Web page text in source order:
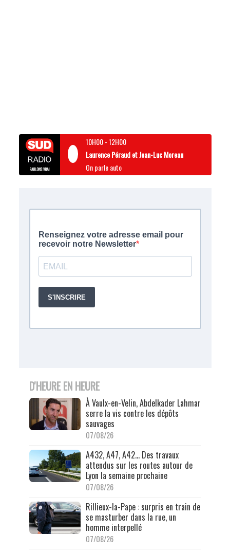
10H00-12H00
Laurence Péraud et Jean-Luc Moreau
On parle auto
D'HEURE EN HEURE
À Vaulx-en-Velin, Abdelkader Lahmar
serre la vis contre les dépôts
sauvages
07/08/26
A432, A47, A42… Des travaux
attendus sur les routes autour de
Lyon la semaine prochaine
07/08/26
Rillieux-la-Pape : surpris en train de
se masturber dans la rue, un
homme interpellé
07/08/26